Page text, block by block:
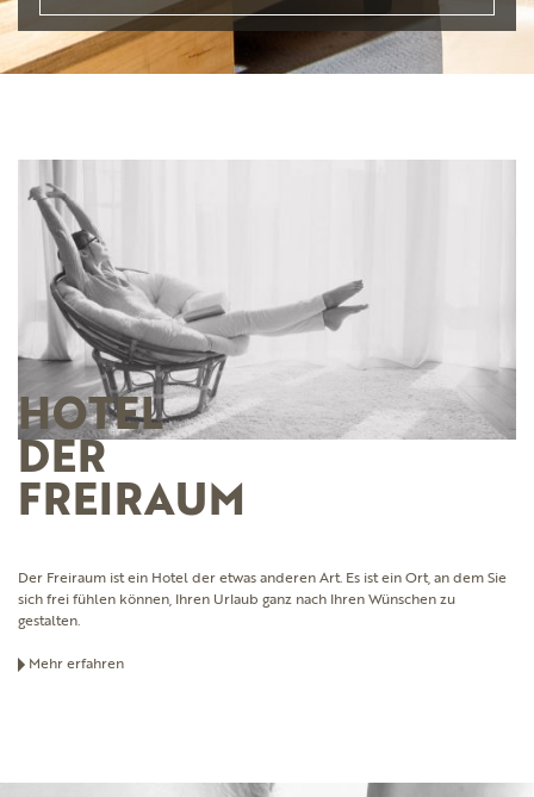
HOTEL
DER
FREIRAUM
Der Freiraum ist ein Hotel der etwas anderen Art. Es ist ein Ort, an dem Sie
sich frei fühlen können, Ihren Urlaub ganz nach Ihren Wünschen zu
gestalten.
Mehr erfahren